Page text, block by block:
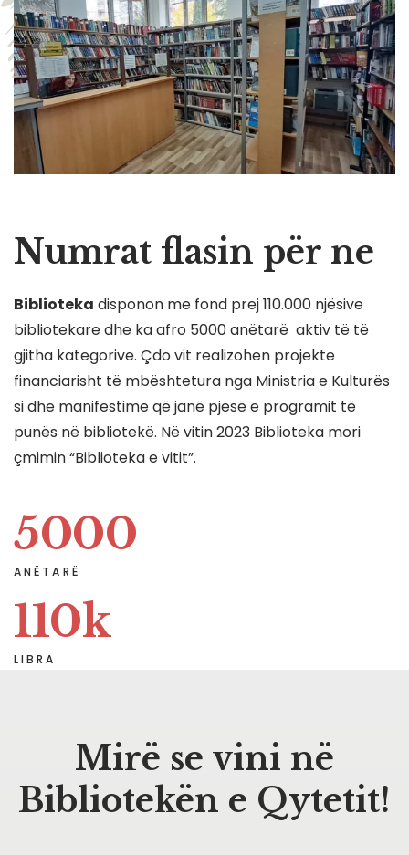
Numrat flasin për ne
Biblioteka disponon me fond prej 110.000 njësive
bibliotekare dhe ka afro 5000 anëtarë aktiv të të
gjitha kategorive. Çdo vit realizohen projekte
financiarisht të mbështetura nga Ministria e Kulturës
si dhe manifestime që janë pjesë e programit të
punës në bibliotekë. Në vitin 2023 Biblioteka mori
çmimin “Biblioteka e vitit”.
5000
ANËTARË
110k
LIBRA
Mirë se vini në
Bibliotekën e Qytetit!